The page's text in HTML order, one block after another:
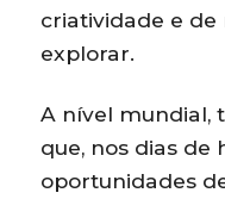
criatividade e
explorar.
A nível mundial,
que, nos dias de
oportunidades